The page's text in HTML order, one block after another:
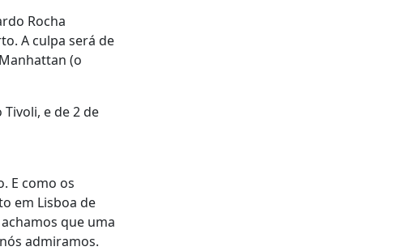
Rocha
A culpa será de
(o
e de 2 de
E como os
em Lisboa de
que uma
admiramos.